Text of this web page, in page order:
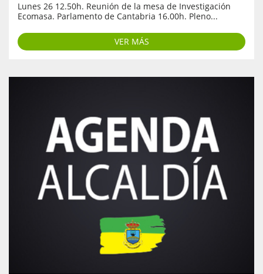
Lunes 26 12.50h. Reunión de la mesa de Investigación
Ecomasa. Parlamento de Cantabria 16.00h. Pleno...
VER MÁS